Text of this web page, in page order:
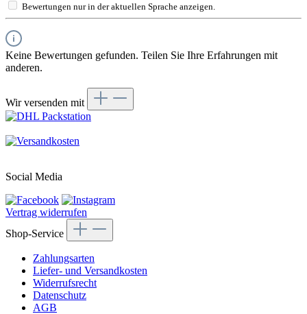
Bewertungen nur in der aktuellen Sprache anzeigen.
Keine Bewertungen gefunden. Teilen Sie Ihre Erfahrungen mit
anderen.
Wir versenden mit
Social Media
Vertrag widerrufen
Shop-Service
Zahlungsarten
Liefer- und Versandkosten
Widerrufsrecht
Datenschutz
AGB